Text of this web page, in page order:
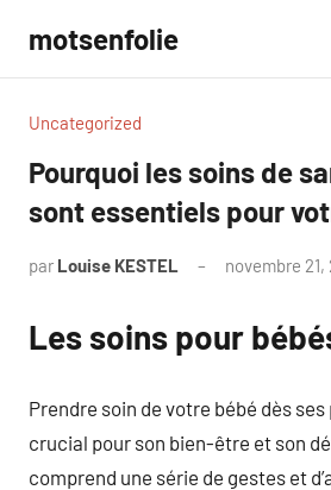
contenu
motsenfolie
Uncategorized
Pourquoi les soins de
sont essentiels pour
par Louise KESTEL novembre 21,
Les soins pour
Prendre soin de votre bébé dès
crucial pour son bien-être et son
comprend une série de gestes et